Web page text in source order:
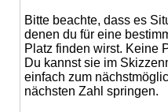
Bitte beachte, dass es
denen du für eine
Platz finden wirst. Keine
Du kannst sie im
einfach zum
nächsten Zahl springen.